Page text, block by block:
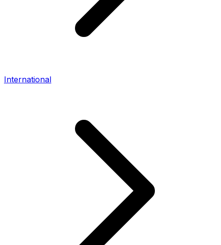
International